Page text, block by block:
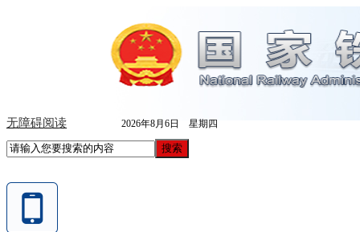
无障碍阅读 2026年8月6日 星期四